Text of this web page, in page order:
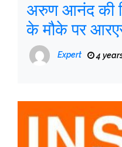
अरुण आनंद की
के मौके पर
आंबेकरExpert 4